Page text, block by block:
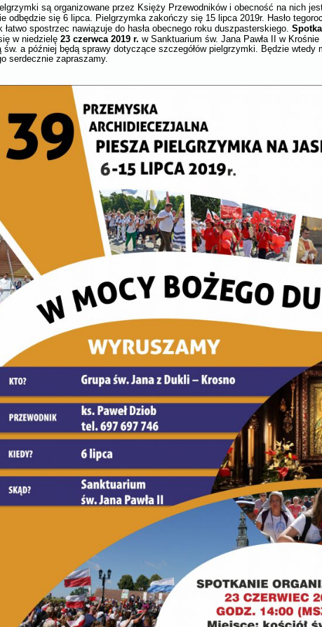
są organizowane przez Księży Przewodników i obecność na nich
odbędzie się 6 lipca. Pielgrzymka zakończy się 15 lipca 2019r. Hasło
łatwo spostrzec nawiązuje do hasła obecnego roku duszpasterskiego.
w niedzielę 23 czerwca 2019 r. w Sanktuarium św. Jana Pawła II w Krośnie
a później będą sprawy dotyczące szczegółów pielgrzymki. Będzie wtedy
serdecznie zapraszamy.